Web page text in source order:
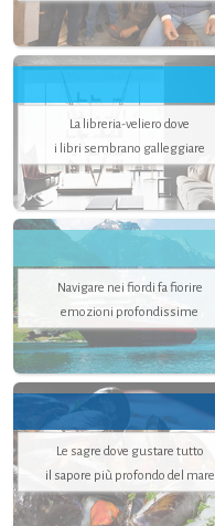
La libreria-veliero dove
i libri sembrano galleggiare
Navigare nei fiordi fa fiorire
emozioni profondissime
Le sagre dove gustare tutto
il sapore più profondo del mare